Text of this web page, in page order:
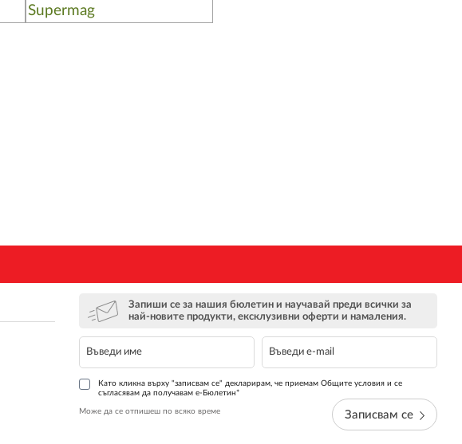
Supermag
Запиши се за нашия бюлетин и научавай преди всички за
най-новите продукти, ексклузивни оферти и намаления.
Като кликна върху "записвам се" декларирам, че приемам Общите условия и се
съгласявам да получавам е-Бюлетин*
Може да се отпишеш по всяко време Записвам се